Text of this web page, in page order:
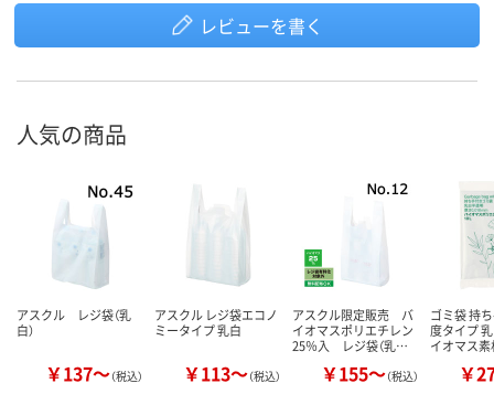
レビューを書く
人気の商品
アスクル レジ袋（乳
白）
￥137～（税込）
アスクル レジ袋エコノ
ミータイプ 乳白
￥113～（税込）
アスクル限定販売 バ
イオマスポリエチレン
25％入 レジ袋（乳…
￥155～（税込）
ゴミ袋 持
度タイプ
イオマス
￥